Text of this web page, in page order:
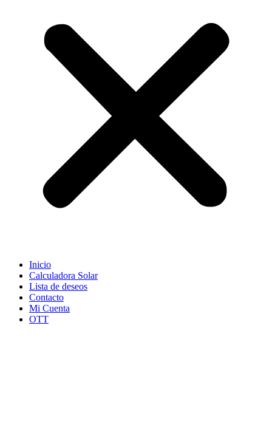
Inicio
Calculadora Solar
Lista de deseos
Contacto
Mi Cuenta
OTT